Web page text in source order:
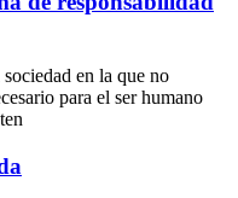
en la que no
para el ser humano